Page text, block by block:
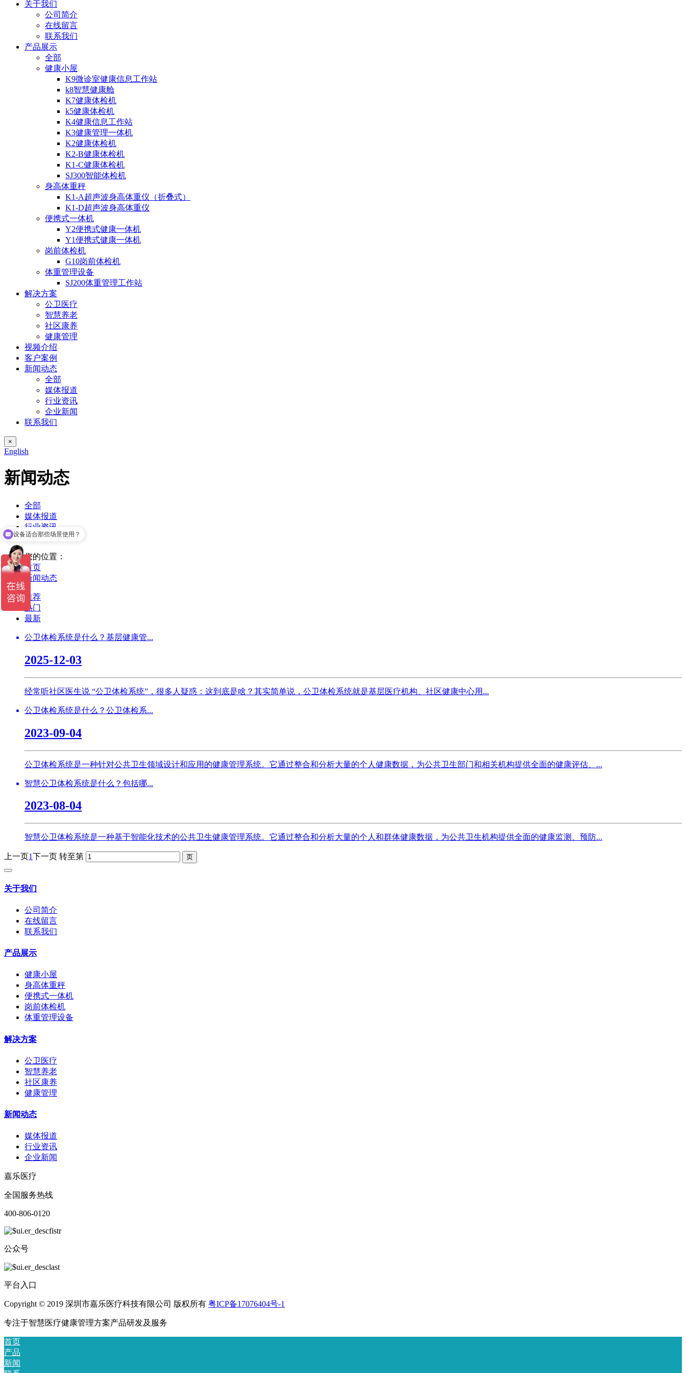
关于我们
公司简介
在线留言
联系我们
产品展示
全部
健康小屋
K9微诊室健康信息工作站
k8智慧健康舱
K7健康体检机
k5健康体检机
K4健康信息工作站
K3健康管理一体机
K2健康体检机
K2-B健康体检机
K1-C健康体检机
SJ300智能体检机
身高体重秤
K1-A超声波身高体重仪（折叠式）
K1-D超声波身高体重仪
便携式一体机
Y2便携式健康一体机
Y1便携式健康一体机
岗前体检机
G10岗前体检机
体重管理设备
SJ200体重管理工作站
解决方案
公卫医疗
智慧养老
社区康养
健康管理
视频介绍
客户案例
新闻动态
全部
媒体报道
行业资讯
企业新闻
联系我们
×
English
新闻动态
全部
媒体报道
行业资讯
企业新闻
您的位置：
首页
新闻动态
推荐
热门
最新
公卫体检系统是什么？基层健康管...
2025-12-03
经常听社区医生说 “公卫体检系统”，很多人疑惑：这到底是啥？其实简单说，公卫体检系统就是基层医疗机构、社区健康中心用...
公卫体检系统是什么？公卫体检系...
2023-09-04
公卫体检系统是一种针对公共卫生领域设计和应用的健康管理系统。它通过整合和分析大量的个人健康数据，为公共卫生部门和相关机构提供全面的健康评估、...
智慧公卫体检系统是什么？包括哪...
2023-08-04
智慧公卫体检系统是一种基于智能化技术的公共卫生健康管理系统。它通过整合和分析大量的个人和群体健康数据，为公共卫生机构提供全面的健康监测、预防...
上一页1下一页 转至第
关于我们
公司简介
在线留言
联系我们
产品展示
健康小屋
身高体重秤
便携式一体机
岗前体检机
体重管理设备
解决方案
公卫医疗
智慧养老
社区康养
健康管理
新闻动态
媒体报道
行业资讯
企业新闻
嘉乐医疗
全国服务热线
400-806-0120
公众号
平台入口
Copyright © 2019 深圳市嘉乐医疗科技有限公司 版权所有 粤ICP备17076404号-1
专注于智慧医疗健康管理方案产品研发及服务
首页
产品
新闻
设备适合那些场景使用？